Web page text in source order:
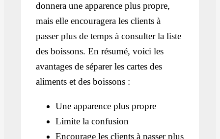
donnera une apparence plus propre,
mais elle encouragera les clients à
passer plus de temps à consulter la liste
des boissons. En résumé, voici les
avantages de séparer les cartes des
aliments et des boissons :
Une apparence plus propre
Limite la confusion
Encourage les clients à passer plus